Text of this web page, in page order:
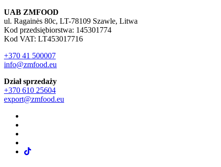
UAB ZMFOOD
ul. Ragainės 80c, LT-78109 Szawle, Litwa
Kod przedsiębiorstwa: 145301774
Kod VAT: LT453017716
+370 41 500007
info@zmfood.eu
Dział sprzedaży
+370 610 25604
export@zmfood.eu